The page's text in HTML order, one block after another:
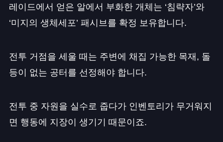
레이드에서 얻은 알에서 부화한 개체는 ‘침략자’와
‘미지의 생체세포’ 패시브를 확정 보유합니다.
전투 거점을 세울 때는 주변에 채집 가능한 목재, 돌
등이 없는 공터를 선정해야 합니다.
전투 중 자원을 실수로 줍다가 인벤토리가 무거워지
면 행동에 지장이 생기기 때문이죠.